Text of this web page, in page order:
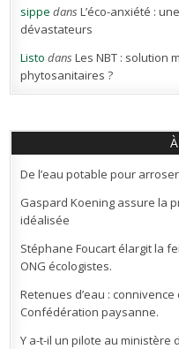
sippe dansL’éco-anxiété :
dévastateurs
Listo dansLes NBT : solution
phytosanitaires ?
De l’eau potable pour
Gaspard Koening assure la
idéalisée
Stéphane Foucart élargit la
ONG écologistes.
Retenues d’eau :
Confédération paysanne.
Y a-t-il un pilote au ministère